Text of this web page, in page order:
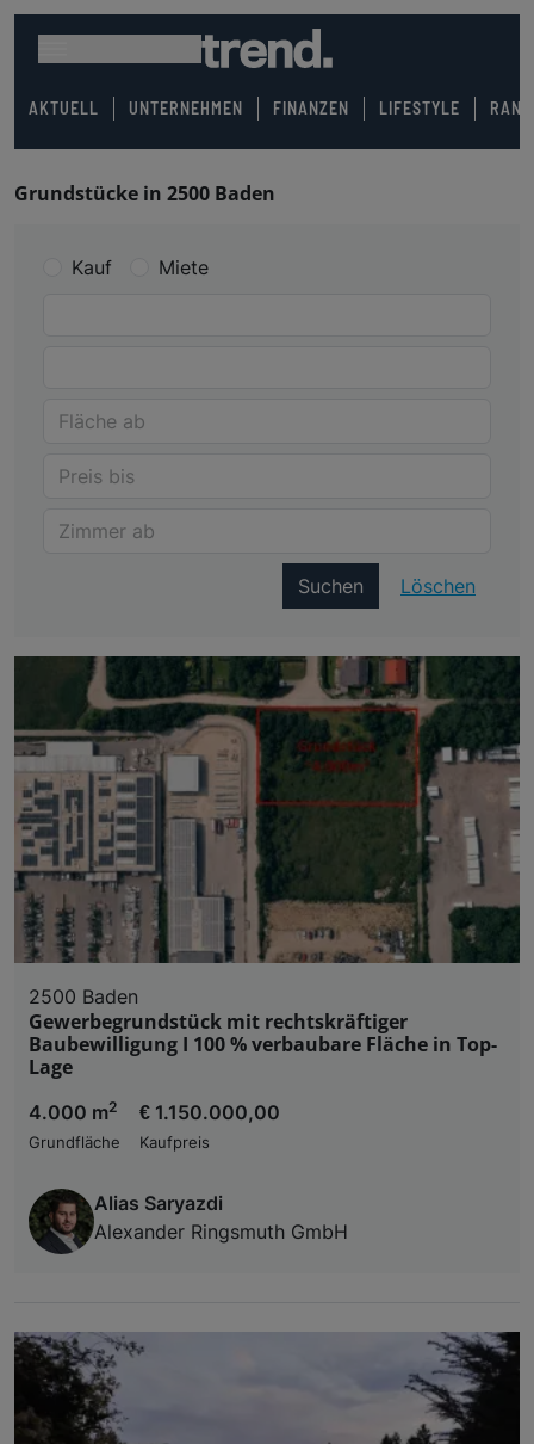
AKTUELL UNTERNEHMEN FINANZEN LIFESTYLE
Grundstücke in 2500 Baden
Kauf Miete
Suchen Löschen
2500 Baden
Gewerbegrundstück mit rechtskräftiger
Baubewilligung I 100 % verbaubare Fläche in Top-
Lage
4.000 m2
Grundfläche
€ 1.150.000,00
Kaufpreis
Alias Saryazdi
Alexander Ringsmuth GmbH